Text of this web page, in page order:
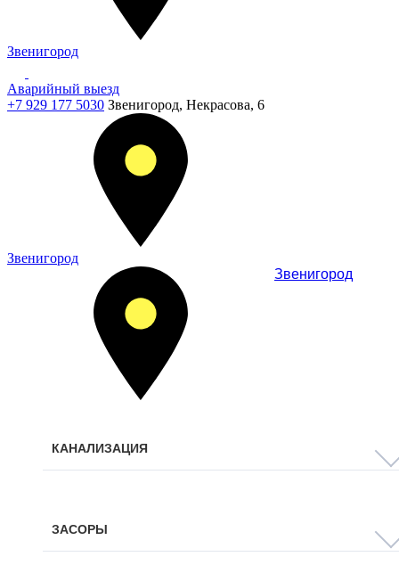
Звенигород
Аварийный выезд
+7 929 177 5030 Звенигород, Некрасова, 6
Звенигород
Звенигород
КАНАЛИЗАЦИЯ
ЗАСОРЫ